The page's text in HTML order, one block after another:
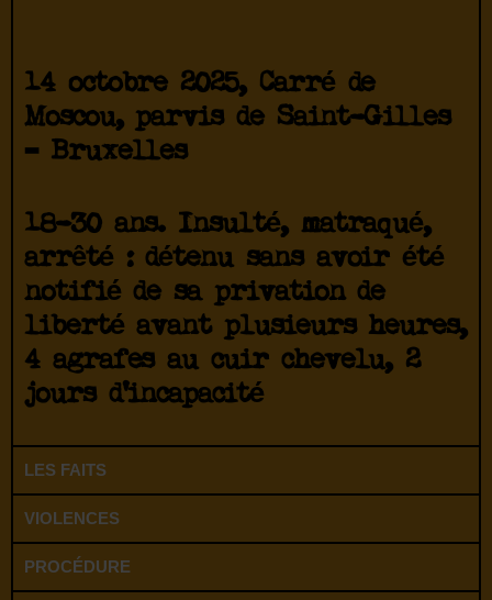
14 octobre 2025, Carré de
Moscou, parvis de Saint-Gilles
– Bruxelles
18-30 ans. Insulté, matraqué,
arrêté : détenu sans avoir été
notifié de sa privation de
liberté avant plusieurs heures,
4 agrafes au cuir chevelu, 2
jours d’incapacité
LES FAITS
VIOLENCES
PROCÉDURE